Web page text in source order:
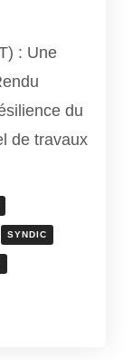
: Une
du
de travaux
SYNDIC